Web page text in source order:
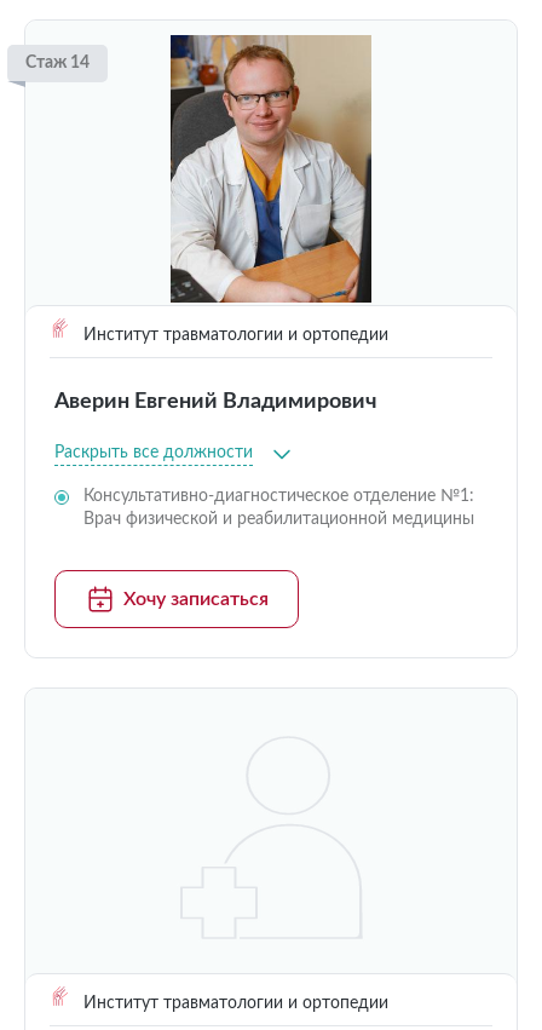
Стаж 14
Институт травматологии и ортопедии
Аверин Евгений Владимирович
Раскрыть все должности
Консультативно-диагностическое отделение №1:
Врач физической и реабилитационной медицины
Хочу записаться
Институт травматологии и ортопедии